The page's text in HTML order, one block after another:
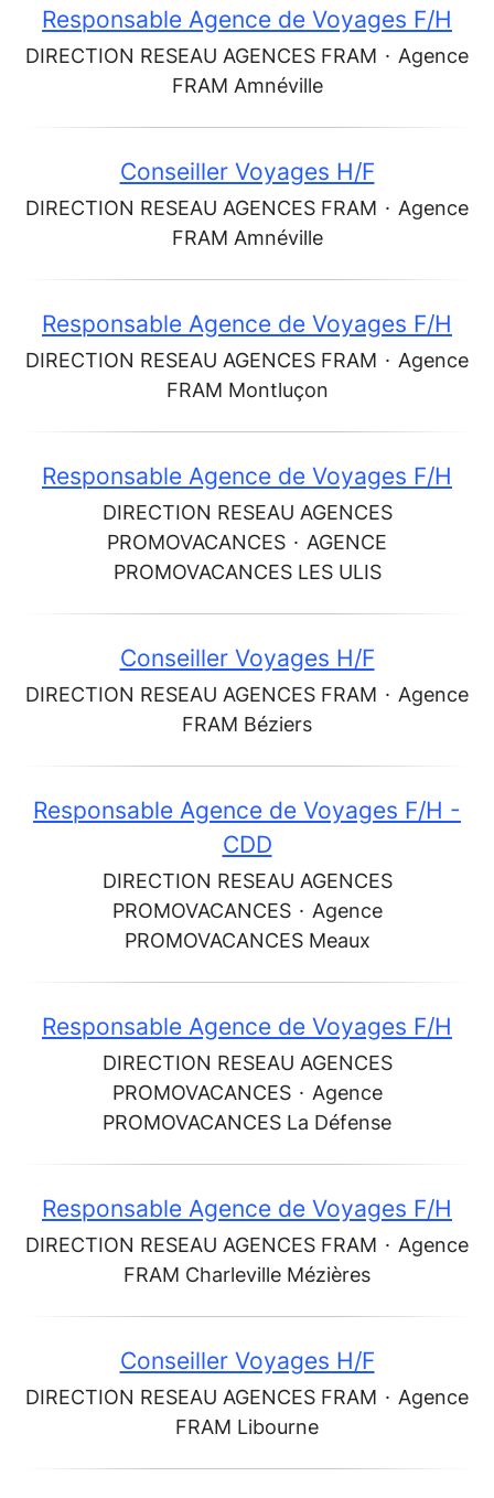
Responsable Agence de Voyages F/H
DIRECTION RESEAU AGENCES FRAM · Agence
FRAM Amnéville
Conseiller Voyages H/F
DIRECTION RESEAU AGENCES FRAM · Agence
FRAM Amnéville
Responsable Agence de Voyages F/H
DIRECTION RESEAU AGENCES FRAM · Agence
FRAM Montluçon
Responsable Agence de Voyages F/H
DIRECTION RESEAU AGENCES
PROMOVACANCES · AGENCE
PROMOVACANCES LES ULIS
Conseiller Voyages H/F
DIRECTION RESEAU AGENCES FRAM · Agence
FRAM Béziers
Responsable Agence de Voyages F/H -
CDD
DIRECTION RESEAU AGENCES
PROMOVACANCES · Agence
PROMOVACANCES Meaux
Responsable Agence de Voyages F/H
DIRECTION RESEAU AGENCES
PROMOVACANCES · Agence
PROMOVACANCES La Défense
Responsable Agence de Voyages F/H
DIRECTION RESEAU AGENCES FRAM · Agence
FRAM Charleville Mézières
Conseiller Voyages H/F
DIRECTION RESEAU AGENCES FRAM · Agence
FRAM Libourne